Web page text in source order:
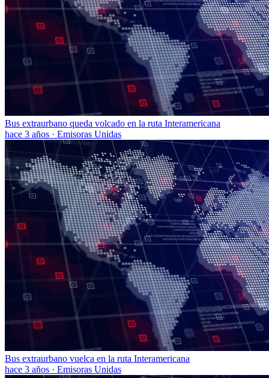
Bus extraurbano queda volcado en la ruta Interamericana
hace 3 años · Emisoras Unidas
Bus extraurbano vuelca en la ruta Interamericana
hace 3 años · Emisoras Unidas